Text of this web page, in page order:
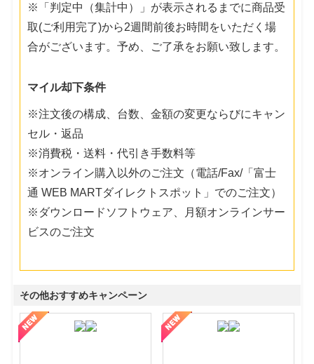
※「判定中（集計中）」が表示されるまでに商品受
取(ご利用完了)から2週間前後お時間をいただく場
合がございます。予め、ご了承をお願い致します。
マイル却下条件
※注文後の構成、台数、金額の変更ならびにキャン
セル・返品
※消費税・送料・代引き手数料等
※オンライン購入以外のご注文（電話/Fax/「富士
通 WEB MARTダイレクトスポット」でのご注文）
※ダウンロードソフトウェア、月額オンラインサー
ビスのご注文
その他おすすめキャンペーン